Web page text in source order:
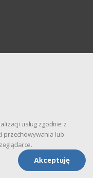
usług zgodnie z
przechowywania lub
Akceptuję
dostarczaCStore.pl